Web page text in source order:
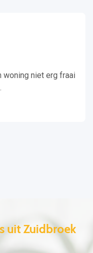
woning niet erg fraai
uit Zuidbroek